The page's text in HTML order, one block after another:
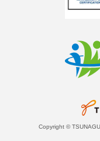
Copyright ©